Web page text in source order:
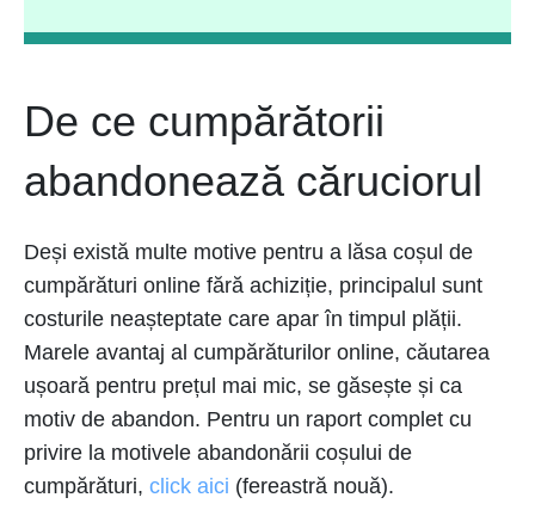
De ce cumpărătorii
abandonează căruciorul
Deși există multe motive pentru a lăsa coșul de
cumpărături online fără achiziție, principalul sunt
costurile neașteptate care apar în timpul plății.
Marele avantaj al cumpărăturilor online, căutarea
ușoară pentru prețul mai mic, se găsește și ca
motiv de abandon. Pentru un raport complet cu
privire la motivele abandonării coșului de
cumpărături, click aici (fereastră nouă).